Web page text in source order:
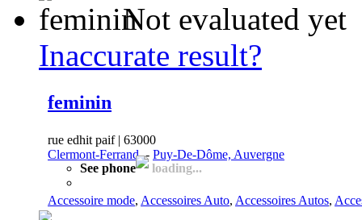
Not evaluated yet
Inaccurate result?
feminin
rue edhit paif | 63000
Clermont-Ferrand- Puy-De-Dôme, Auvergne
See phone
loading...
Accessoire mode, Accessoires Auto, Accessoires Autos,